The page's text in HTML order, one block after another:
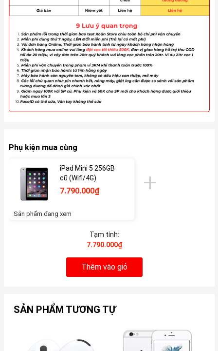
Phụ kiện mua cùng
iPad Mini 5 256GB
cũ (Wifi/4G)
7.790.000₫
Sản phẩm đang xem
Tạm tính:
7.790.000₫
Thêm vào giỏ
SẢN PHẨM TƯƠNG TỰ